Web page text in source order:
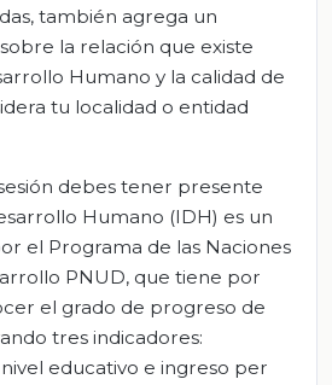
también agrega un
la relación que existe
Humano y la calidad de
tu localidad o entidad
debes tener presente
Humano (IDH) es un
el Programa de las Naciones
PNUD, que tiene por
el grado de progreso de
tres indicadores:
educativo e ingreso per